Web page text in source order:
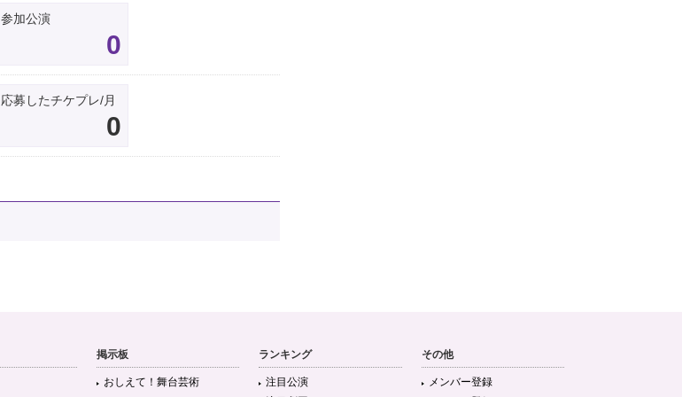
参加公演
0
応募したチケプレ/月
0
掲示板
おしえて！舞台芸術
ランキング
注目公演
その他
メンバー登録